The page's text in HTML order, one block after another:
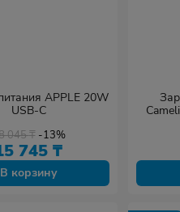
APPLE 20W
USB-C
045₸ -13%
745 ₸
В корзину